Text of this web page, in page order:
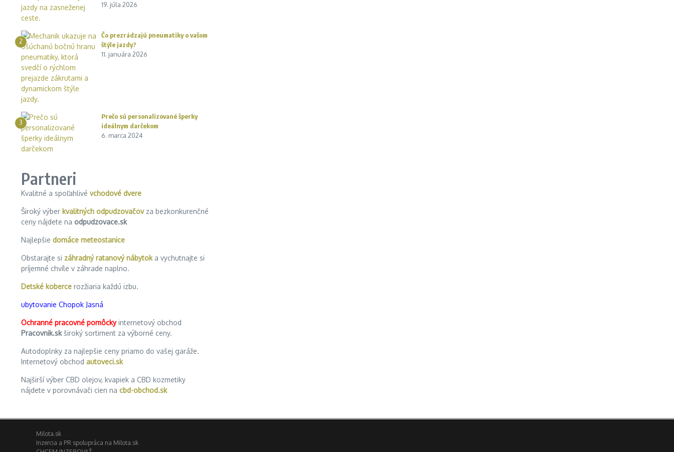
19. júla 2026
2
Čo prezrádzajú pneumatiky o vašom
štýle jazdy?
11. januára 2026
3
Prečo sú personalizované šperky
ideálnym darčekom
6. marca 2024
Partneri
Kvalitné a spoľahlivé vchodové dvere
Široký výber kvalitných odpudzovačovza bezkonkurenčné
ceny nájdete na odpudzovace.sk
Najlepšie domáce meteostanice
Obstarajte si záhradný ratanový nábytoka vychutnajte si
príjemné chvíle v záhrade naplno.
Detské koberce rozžiaria každú izbu.
ubytovanie Chopok Jasná
Ochranné pracovné pomôckyinternetový obchod
Pracovnik.skširoký sortiment za výborné ceny.
Autodoplnky za najlepšie ceny priamo do vašej garáže.
Internetový obchod autoveci.sk
Najširší výber CBD olejov, kvapiek a CBD kozmetiky
nájdete v porovnávači cien na cbd-obchod.sk
Milota.sk
Inzercia a PR spolupráca na Milota.sk